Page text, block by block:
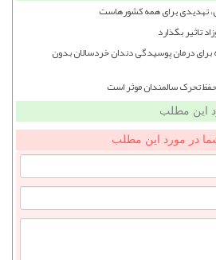
تهدیدی برای همه کشورهاست
تاثیر بگذارد
درمان پوسیدگی دندان خردسالان بدون
تحرک سالمندان موثر است
این مطلب
در مورد این مطلب